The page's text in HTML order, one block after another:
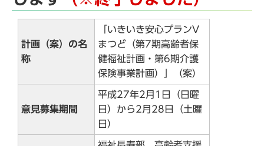
計画（案）の名
称
「いきいき安心プランV
まつど（第7期高齢者保
健福祉計画・第6期介護
保険事業計画）」（案）
意見募集期間
平成27年2月1日（日曜
日）から2月28日（土曜
日）